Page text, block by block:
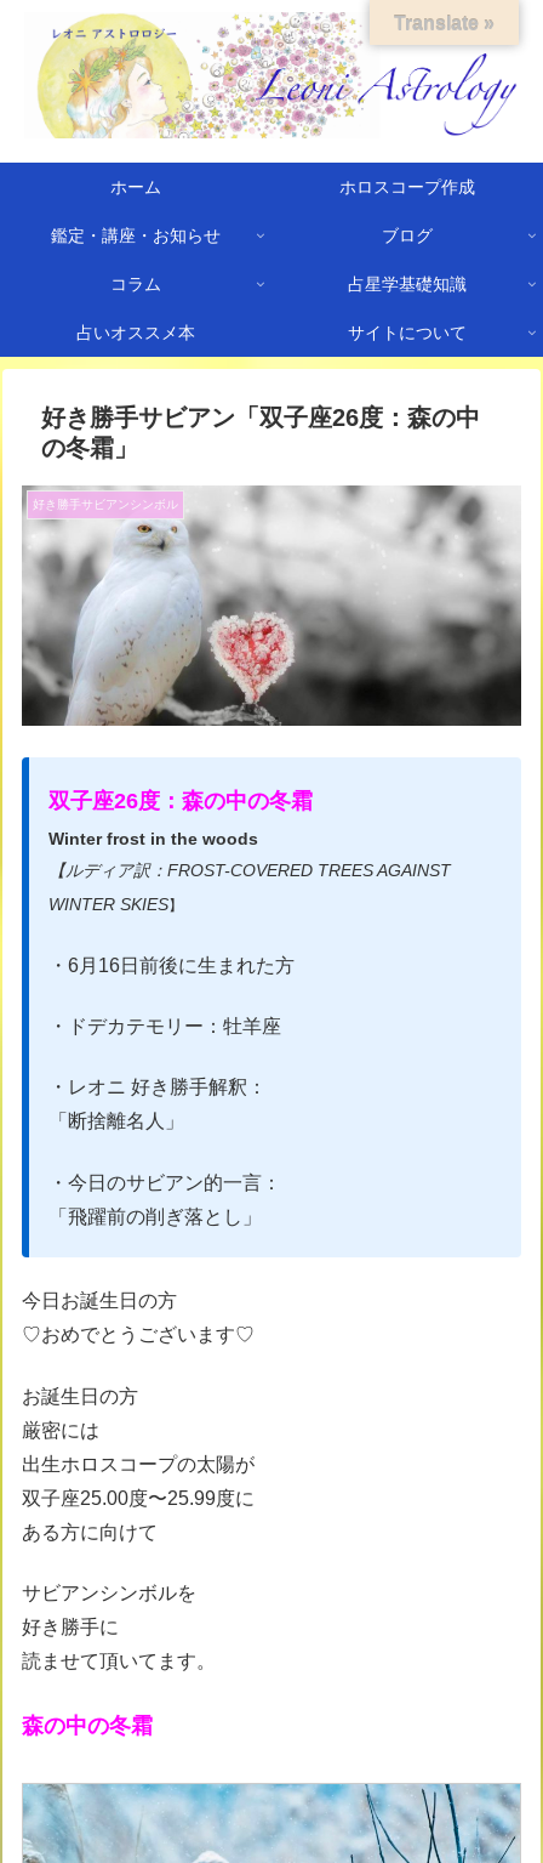
ホーム ホロスコープ作成
鑑定・講座・お知らせ ブログ
コラム 占星学基礎知識
占いオススメ本 サイトについて
好き勝手サビアン「双子座26度：森の中
の冬霜」
好き勝手サビアンシンボル
双子座26度：森の中の冬霜
Winter frost in the woods
【ルディア訳：​FROST-COVERED TREES AGAINST
WINTER SKIES】
・6月16日前後に生まれた方
・ドデカテモリー：牡羊座
・レオニ 好き勝手解釈：
「断捨離名人」
・今日のサビアン的一言：
「飛躍前の削ぎ落とし」
今日お誕生日の方
♡おめでとうございます♡
お誕生日の方
厳密には
出生ホロスコープの太陽が
双子座25.00度〜25.99度に
ある方に向けて
サビアンシンボルを
好き勝手に
読ませて頂いてます。
森の中の冬霜
Translate »